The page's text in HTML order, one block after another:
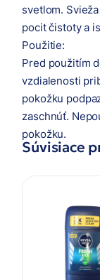
svetlom.
pocit čistoty a
Použitie:
Pred použitím
vzdialenosti
pokožku
zaschnúť.
pokožku.
Súvisiace